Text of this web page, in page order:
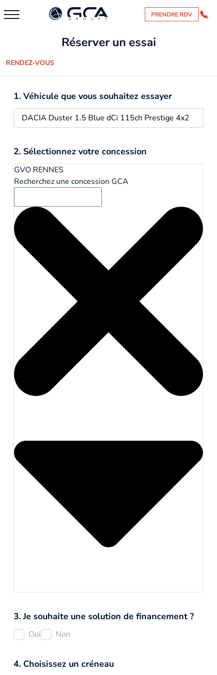
PRENDRE RDV
Réserver un essai
RENDEZ-VOUS
1. Véhicule que vous souhaitez essayer
2. Sélectionnez votre concession
GVO RENNES
Recherchez une concession GCA
3. Je souhaite une solution de financement ?
Oui Non
4. Choisissez un créneau